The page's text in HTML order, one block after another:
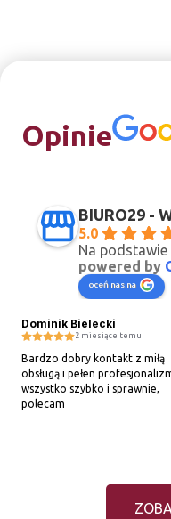
Opinie
BIURO29 -
5.0
Na podstawie
powered by
oceń nas na
Dominik Bielecki
2 miesiące temu
Bardzo dobry kontakt z miłą
obsługą i pełen
wszystko szybko i sprawnie,
polecam